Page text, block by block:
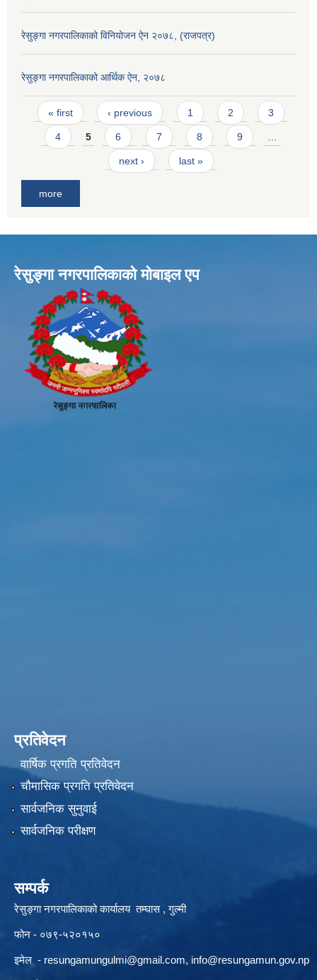
रेसुङ्गा नगरपालिकाको विनियोजन ऐन २०७८, (राजपत्र)
रेसुङ्गा नगरपालिकाको आर्थिक ऐन, २०७८
Pages
« first ‹ previous 1 2 3
4 5 6 7 8 9
next › last »
more
रेसुङ्गा नगरपालिकाकाे माेबाइल एप
प्रतिवेदन
वार्षिक प्रगति प्रतिवेदन
चौमासिक प्रगति प्रतिवेदन
सार्वजनिक सुनुवाई
सार्वजनिक परीक्षण
सम्पर्क
रेसुङ्गा नगरपालिकाको कार्यालय तम्घास , गुल्मी
फोन - ०७९-५२०१५०
इमेल - resungamungulmi@gmail.com, info@resungamun.gov.np